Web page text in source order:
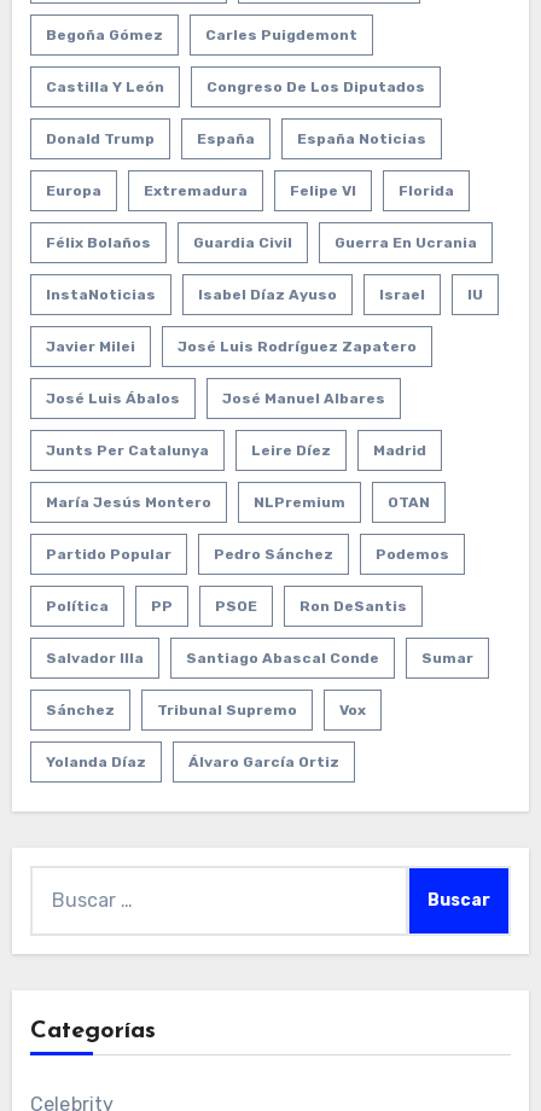
Begoña Gómez Carles Puigdemont
Castilla Y León Congreso De Los Diputados
Donald Trump España España Noticias
Europa Extremadura Felipe VI Florida
Félix Bolaños Guardia Civil Guerra En Ucrania
InstaNoticias Isabel Díaz Ayuso Israel IU
Javier Milei José Luis Rodríguez Zapatero
José Luis Ábalos José Manuel Albares
Junts Per Catalunya Leire Díez Madrid
María Jesús Montero NLPremium OTAN
Partido Popular Pedro Sánchez Podemos
Política PP PSOE Ron DeSantis
Salvador Illa Santiago Abascal Conde Sumar
Sánchez Tribunal Supremo Vox
Yolanda Díaz Álvaro García Ortiz
Categorías
Celebrity